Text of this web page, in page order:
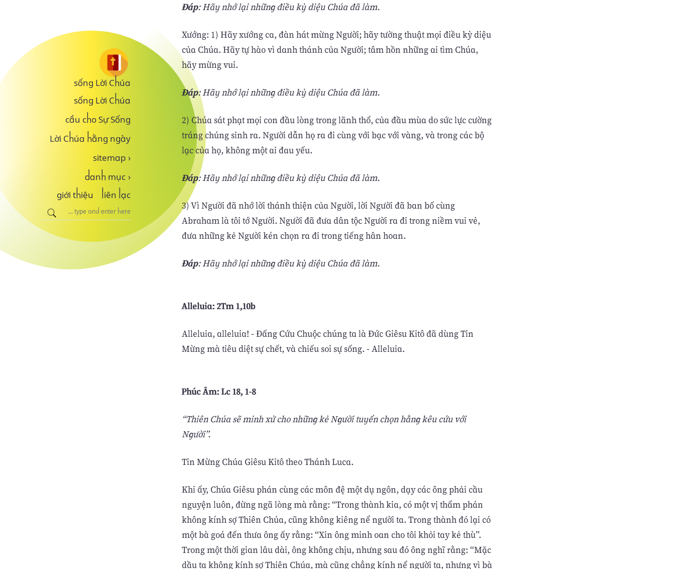
sống Lời Chúa
sống Lời Chúa
cầu cho Sự Sống
Lời Chúa hằng ngày
sitemap ›
danh mục ›
giới thiệu
liên lạc
Ðáp: Hãy nhớ lại những điều kỳ diệu Chúa đã làm.
Xướng: 1) Hãy xướng ca, đàn hát mừng Người; hãy tường thuật mọi điều kỳ diệu
của Chúa. Hãy tự hào vì danh thánh của Người; tâm hồn những ai tìm Chúa,
hãy mừng vui.
Ðáp: Hãy nhớ lại những điều kỳ diệu Chúa đã làm.
2) Chúa sát phạt mọi con đầu lòng trong lãnh thổ, của đầu mùa do sức lực cường
tráng chúng sinh ra. Người dẫn họ ra đi cùng với bạc với vàng, và trong các bộ
lạc của họ, không một ai đau yếu.
Ðáp: Hãy nhớ lại những điều kỳ diệu Chúa đã làm.
3) Vì Người đã nhớ lời thánh thiện của Người, lời Người đã ban bố cùng
Abraham là tôi tớ Người. Người đã đưa dân tộc Người ra đi trong niềm vui vẻ,
đưa những kẻ Người kén chọn ra đi trong tiếng hân hoan.
Ðáp: Hãy nhớ lại những điều kỳ diệu Chúa đã làm.
Alleluia: 2Tm 1,10b
Alleluia, alleluia! - Ðấng Cứu Chuộc chúng ta là Ðức Giêsu Kitô đã dùng Tin
Mừng mà tiêu diệt sự chết, và chiếu soi sự sống. - Alleluia.
Phúc Âm: Lc 18, 1-8
“Thiên Chúa sẽ minh xử cho những kẻ Người tuyển chọn hằng kêu cứu với
Người”.
Tin Mừng Chúa Giêsu Kitô theo Thánh Luca.
Khi ấy, Chúa Giêsu phán cùng các môn đệ một dụ ngôn, dạy các ông phải cầu
nguyện luôn, đừng ngã lòng mà rằng: “Trong thành kia, có một vị thẩm phán
không kính sợ Thiên Chúa, cũng không kiêng nể người ta. Trong thành đó lại có
một bà goá đến thưa ông ấy rằng: “Xin ông minh oan cho tôi khỏi tay kẻ thù”.
Trong một thời gian lâu dài, ông không chịu, nhưng sau đó ông nghĩ rằng: “Mặc
dầu ta không kính sợ Thiên Chúa, mà cũng chẳng kính nể người ta, nhưng vì bà